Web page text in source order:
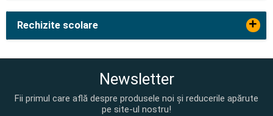
Rechizite scolare +
Newsletter
Fii primul care află despre produsele noi și reducerile apărute
pe site-ul nostru!